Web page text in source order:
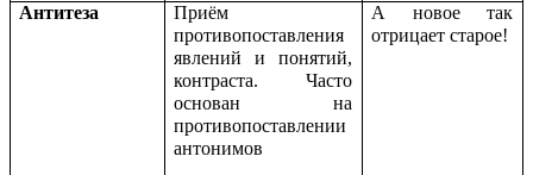
Антитеза
Приём
противопоставления
явлений и понятий,
контраста. Часто
основан на
противопоставлении
антонимов
А новое так
отрицает старое!